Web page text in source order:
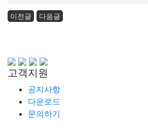
이전글 다음글
고객지원
공지사항
다운로드
문의하기